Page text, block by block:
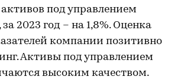
под управлением
2023 год – на 1,8%. Оценка
компании позитивно
Активы под управлением
высоким качеством.